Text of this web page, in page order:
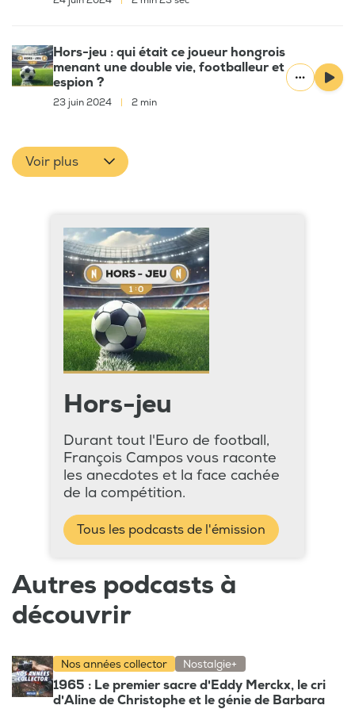
Hors-jeu : qui était ce joueur hongrois
menant une double vie, footballeur et
espion ?
23 juin 2024 2 min
Voir plus
Hors-jeu
Durant tout l'Euro de football,
François Campos vous raconte
les anecdotes et la face cachée
de la compétition.
Tous les podcasts de l'émission
Autres podcasts à
découvrir
Nos années collector Nostalgie+
1965 : Le premier sacre d'Eddy Merckx, le cri
d'Aline de Christophe et le génie de Barbara